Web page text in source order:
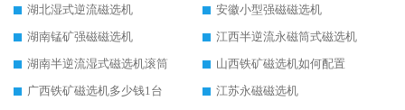
湖北湿式逆流磁选机
安徽小型强磁磁选机
湖南锰矿强磁磁选机
江西半逆流永磁筒式磁选机
湖南半逆流湿式磁选机滚筒
山西铁矿磁选机如何配置
广西铁矿磁选机多少钱1台
江苏永磁磁选机